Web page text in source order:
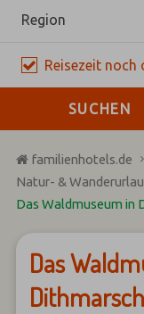
Region
Reisezeit noch
SUCHEN
familienhotels.de
Natur- &
Das Waldmuseum in
Das